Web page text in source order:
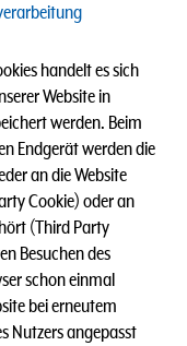
handelt es sich
Website in
werden. Beim
Endgerät werden die
an die Website
Cookie) oder an
(Third Party
Besuchen des
schon einmal
bei erneutem
Nutzers angepasst